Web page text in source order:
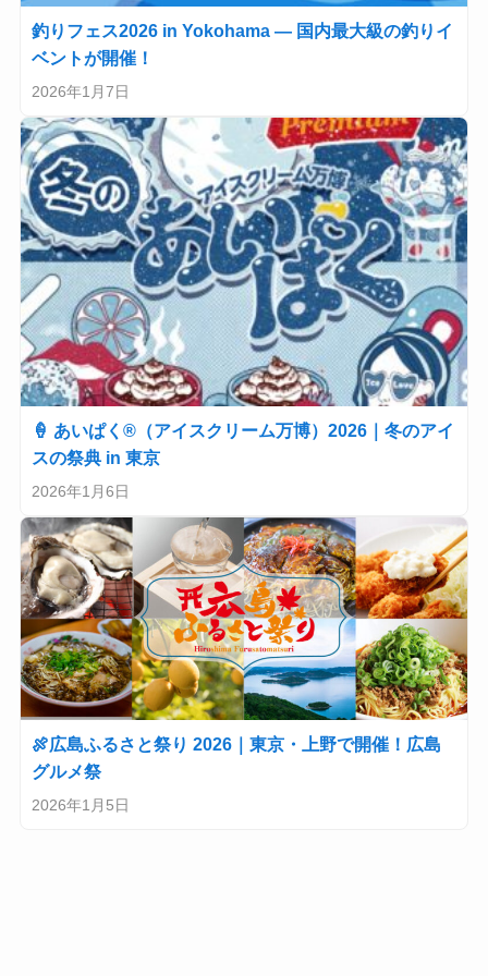
釣りフェス2026 in Yokohama — 国内最大級の釣りイ
ベントが開催！
2026年1月7日
🍦 あいぱく®（アイスクリーム万博）2026｜冬のアイ
スの祭典 in 東京
2026年1月6日
🍖広島ふるさと祭り 2026｜東京・上野で開催！広島
グルメ祭
2026年1月5日